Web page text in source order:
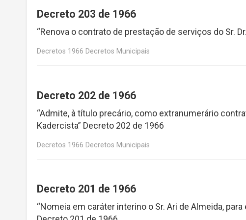
Decreto 203 de 1966
“Renova o contrato de prestação de serviços do Sr.
Decretos 1966 Decretos Municipais
Decreto 202 de 1966
“Admite, à título precário, como extranumerário
Kadercista” Decreto 202 de 1966
Decretos 1966 Decretos Municipais
Decreto 201 de 1966
“Nomeia em caráter interino o Sr. Ari de Almeida,